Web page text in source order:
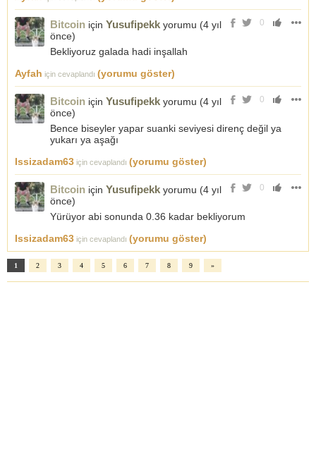
0
Bitcoin için Yusufipekk yorumu (4 yıl
önce)
Bekliyoruz galada hadi inşallah
Ayfah için cevaplandı (yorumu göster)
0
Bitcoin için Yusufipekk yorumu (4 yıl
önce)
Bence biseyler yapar suanki seviyesi direnç değil ya
yukarı ya aşağı
Issizadam63 için cevaplandı (yorumu göster)
0
Bitcoin için Yusufipekk yorumu (4 yıl
önce)
Yürüyor abi sonunda 0.36 kadar bekliyorum
Issizadam63 için cevaplandı (yorumu göster)
1 2 3 4 5 6 7 8 9 »